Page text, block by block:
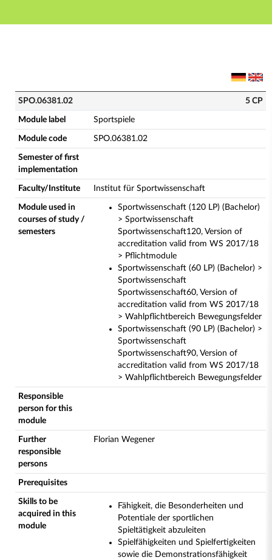
Main navigation
SPO.06381.02 - Sportspiele (Complete module
SPO.06381.02 5 CP
Module label Sportspiele
Module code SPO.06381.02
Semester of first
implementation
Faculty/Institute Institut für Sportwissenschaft
Module used in
courses of study /
semesters
Sportwissenschaft (120 LP) (Bachelor)
> Sportwissenschaft
Sportwissenschaft120, Version of
accreditation valid from WS 2017/18
> Pflichtmodule
Sportwissenschaft (60 LP) (Bachelor) >
Sportwissenschaft
Sportwissenschaft60, Version of
accreditation valid from WS 2017/18
> Wahlpflichtbereich Bewegungsfelder
Sportwissenschaft (90 LP) (Bachelor) >
Sportwissenschaft
Sportwissenschaft90, Version of
accreditation valid from WS 2017/18
> Wahlpflichtbereich Bewegungsfelder
Responsible
person for this
module
Further
responsible
persons
Florian Wegener
Prerequisites
Skills to be
acquired in this
module
Fähigkeit, die Besonderheiten und
Potentiale der sportlichen
Spieltätigkeit abzuleiten
Spielfähigkeiten und Spielfertigkeiten
sowie die Demonstrationsfähigkeit